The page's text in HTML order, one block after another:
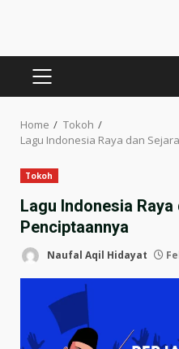
PRIMARY
Home
Tokoh
Lagu Indonesia Raya dan
Tokoh
Lagu Indonesia Raya
Penciptaannya
Naufal Aqil Hidayat